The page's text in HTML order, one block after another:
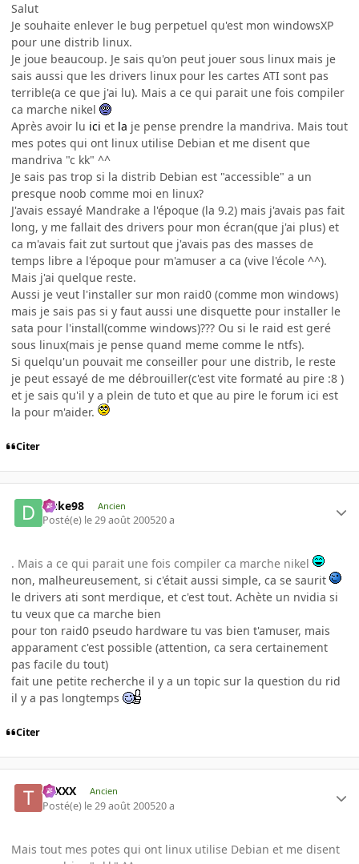
Salut
Je souhaite enlever le bug perpetuel qu'est mon windowsXP
pour une distrib linux.
Je joue beaucoup. Je sais qu'on peut jouer sous linux mais je
sais aussi que les drivers linux pour les cartes ATI sont pas
terrible(a ce que j'ai lu). Mais a ce qui parait une fois compiler
ca marche nikel
Après avoir lu ici et la je pense prendre la mandriva. Mais tout
mes potes qui ont linux utilise Debian et me disent que
mandriva "c kk" ^^
Je sais pas trop si la distrib Debian est "accessible" a un
presque noob comme moi en linux?
J'avais essayé Mandrake a l'époque (la 9.2) mais j'avais pas fait
long, y me fallait des drivers pour mon écran(que j'ai plus) et
ca m'avais fait zut surtout que j'avais pas des masses de
temps libre a l'époque pour m'amuser a ca (vive l'école ^^).
Mais j'ai quelque reste.
Aussi je veut l'installer sur mon raid0 (comme mon windows)
mais je sais pas si y faut aussi une disquette pour installer le
sata pour l'install(comme windows)??? Ou si le raid est geré
sous linux(mais je pense quand meme comme le ntfs).
Si quelqu'un pouvait me conseiller pour une distrib, le reste
je peut essayé de me débrouiller(c'est vite formaté au pire :8 )
et je sais qu'il y a plein de tuto et que au pire le forum ici est
la pour m'aider.
Citer
Duke98 Ancien
Posté(e) le 29 août 200520 a
. Mais a ce qui parait une fois compiler ca marche nikel
non, malheureusement, si c'était aussi simple, ca se saurit
le drivers ati sont merdique, et c'est tout. Achète un nvidia si
tu veux que ca marche bien
pour ton raid0 pseudo hardware tu vas bien t'amuser, mais
apparament c'est possible (attention, ca sera certainement
pas facile du tout)
fait une petite recherche il y a un topic sur la question du rid
il y a pas longtemps
Citer
tuXXX Ancien
Posté(e) le 29 août 200520 a
Mais tout mes potes qui ont linux utilise Debian et me disent